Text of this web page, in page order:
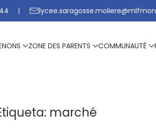
ZONE DES PARENTS COMMUNAUTÉ
marché